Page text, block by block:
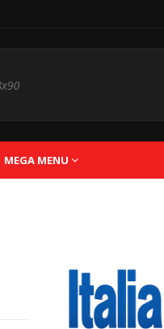
MEGA MENU